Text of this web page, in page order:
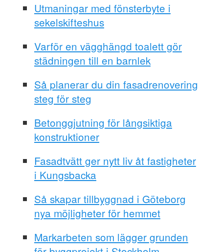
Utmaningar med fönsterbyte i
sekelskifteshus
Varför en vägghängd toalett gör
städningen till en barnlek
Så planerar du din fasadrenovering
steg för steg
Betonggjutning för långsiktiga
konstruktioner
Fasadtvätt ger nytt liv åt fastigheter
i Kungsbacka
Så skapar tillbyggnad i Göteborg
nya möjligheter för hemmet
Markarbeten som lägger grunden